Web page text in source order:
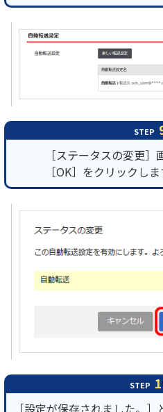
STEP
［ステータスの変更］
［OK］をクリックしま
STEP
［設定が保存されました。］